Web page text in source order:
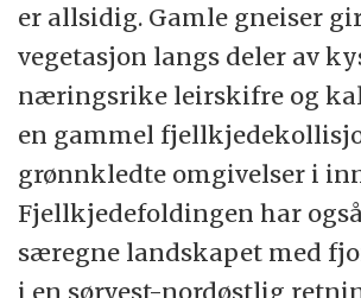
er allsidig. Gamle gneiser
vegetasjon langs deler av
næringsrike leirskifre og
en gammel
grønnkledte omgivelser i
Fjellkjedefoldingen har
særegne landskapet med
i en sørvest-nordøstlig